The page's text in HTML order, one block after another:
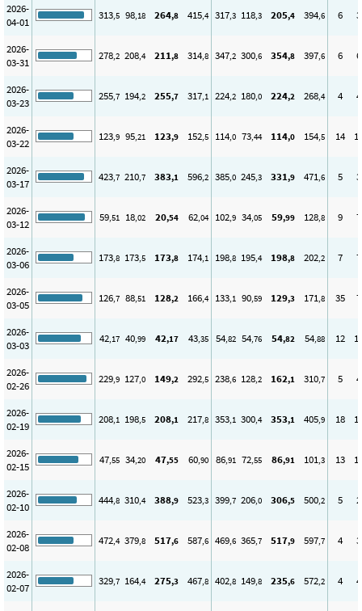
2026-
04-01
313,5 98,18 264,8 415,4 317,3 118,3 205,4 394,6 6 3
2026-
03-31
278,2 208,4 211,8 314,8 347,2 300,6 354,8 397,6 6 6
2026-
03-23
255,7 194,2 255,7 317,1 224,2 180,0 224,2 268,4 4 4
2026-
03-22
123,9 95,21 123,9 152,5 114,0 73,44 114,0 154,5 14
2026-
03-17
423,7 210,7 383,1 596,2 385,0 245,3 331,9 471,6 5 3
2026-
03-12
59,51 18,02 20,54 62,04 102,9 34,05 59,99 128,8 9 7
2026-
03-06
173,8 173,5 173,8 174,1 198,8 195,4 198,8 202,2 7 7
2026-
03-05
126,7 88,51 128,2 166,4 133,1 90,59 129,3 171,8 35 7
2026-
03-03
42,17 40,99 42,17 43,35 54,82 54,76 54,82 54,88 12
2026-
02-26
229,9 127,0 149,2 292,5 238,6 128,2 162,1 310,7 5 4
2026-
02-19
208,1 198,5 208,1 217,8 353,1 300,4 353,1 405,9 18
2026-
02-15
47,55 34,20 47,55 60,90 86,91 72,55 86,91 101,3 13
2026-
02-10
444,8 310,4 388,9 523,3 399,7 206,0 306,5 500,2 5 2
2026-
02-08
472,4 379,8 517,6 587,6 469,6 365,7 517,9 597,7 4 3
2026-
02-07
329,7 164,4 275,3 467,8 402,8 149,8 235,6 572,2 4 4